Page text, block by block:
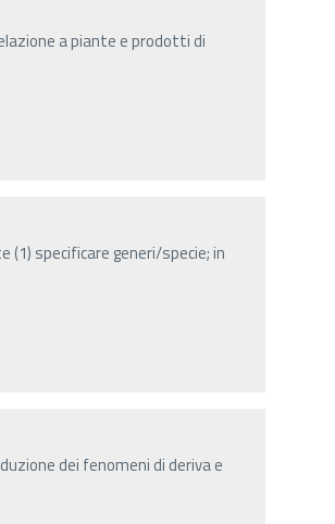
a piante e prodotti di
specificare generi/specie; in
dei fenomeni di deriva e